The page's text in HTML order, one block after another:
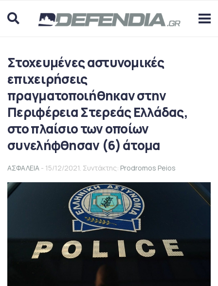
Στοχευμένες αστυνομικές
επιχειρήσεις
πραγματοποιήθηκαν στην
Περιφέρεια Στερεάς Ελλάδας,
στο πλαίσιο των οποίων
συνελήφθησαν (6) άτομα
ΑΣΦΑΛΕΙΑ - 15/12/2021. Συντάκτης: Prodromos Peios